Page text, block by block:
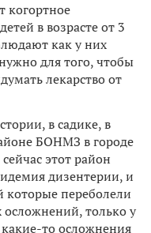
когортное
в возрасте от 3
как у них
для того, чтобы
лекарство от
в садике, в
БОНМЗ в городе
этот район
дизентерии, и
которые переболели
осложнений, только у
то осложнения